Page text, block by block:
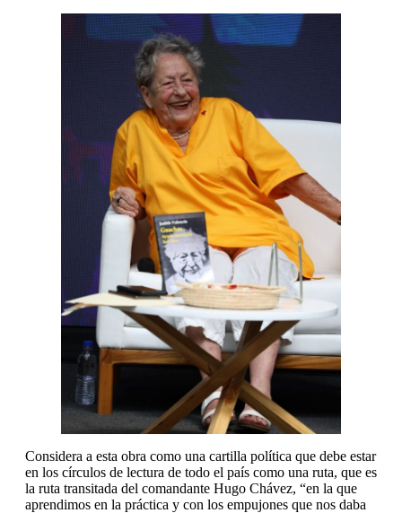
Considera a esta obra como una cartilla política que debe estar
en los círculos de lectura de todo el país como una ruta, que es
la ruta transitada del comandante Hugo Chávez, “en la que
aprendimos en la práctica y con los empujones que nos daba